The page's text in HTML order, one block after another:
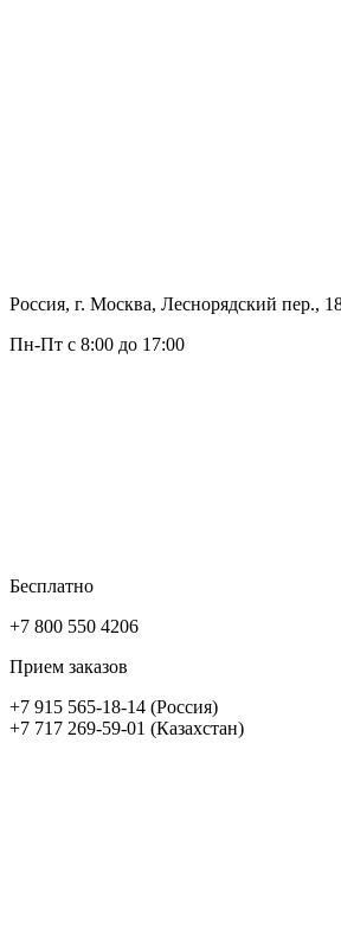
Россия, г. Москва, Леснорядский пер.,
Пн-Пт с 8:00 до 17:00
Бесплатно
+7 800 550 4206
Прием заказов
+7 915 565-18-14 (Россия)
+7 717 269-59-01 (Казахстан)